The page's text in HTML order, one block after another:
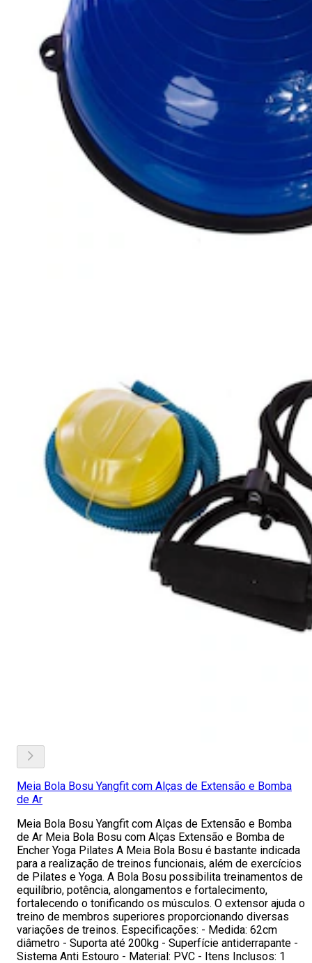
Meia Bola Bosu Yangfit com Alças de Extensão e Bomba
de Ar
Meia Bola Bosu Yangfit com Alças de Extensão e Bomba
de Ar Meia Bola Bosu com Alças Extensão e Bomba de
Encher Yoga Pilates A Meia Bola Bosu é bastante indicada
para a realização de treinos funcionais, além de exercícios
de Pilates e Yoga. A Bola Bosu possibilita treinamentos de
equilíbrio, potência, alongamentos e fortalecimento,
fortalecendo o tonificando os músculos. O extensor ajuda o
treino de membros superiores proporcionando diversas
variações de treinos. Especificações: - Medida: 62cm
diâmetro - Suporta até 200kg - Superfície antiderrapante -
Sistema Anti Estouro - Material: PVC - Itens Inclusos: 1